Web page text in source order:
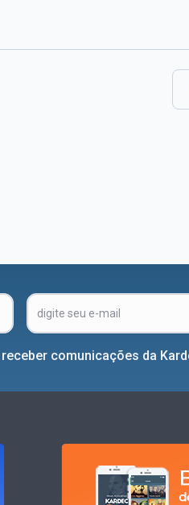
comunicações da